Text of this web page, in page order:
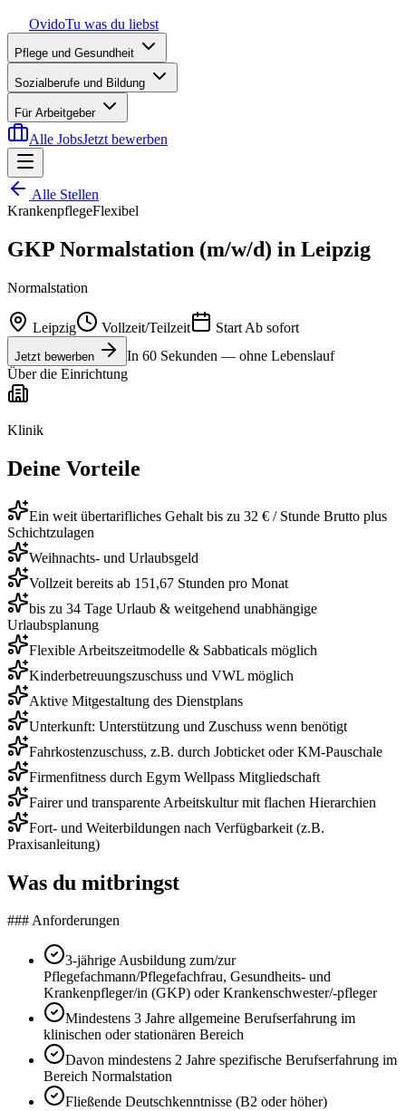
OvidoTu was du liebst
Pflege und Gesundheit
Sozialberufe und Bildung
Für Arbeitgeber
Alle JobsJetzt bewerben
Alle Stellen
KrankenpflegeFlexibel
GKP Normalstation (m/w/d) in Leipzig
Normalstation
Leipzig Vollzeit/Teilzeit Start Ab sofort
Jetzt bewerben
In 60 Sekunden — ohne Lebenslauf
Über die Einrichtung
Klinik
Deine Vorteile
Ein weit übertarifliches Gehalt bis zu 32 € / Stunde Brutto plus
Schichtzulagen
Weihnachts- und Urlaubsgeld
Vollzeit bereits ab 151,67 Stunden pro Monat
bis zu 34 Tage Urlaub & weitgehend unabhängige
Urlaubsplanung
Flexible Arbeitszeitmodelle & Sabbaticals möglich
Kinderbetreuungszuschuss und VWL möglich
Aktive Mitgestaltung des Dienstplans
Unterkunft: Unterstützung und Zuschuss wenn benötigt
Fahrkostenzuschuss, z.B. durch Jobticket oder KM-Pauschale
Firmenfitness durch Egym Wellpass Mitgliedschaft
Fairer und transparente Arbeitskultur mit flachen Hierarchien
Fort- und Weiterbildungen nach Verfügbarkeit (z.B.
Praxisanleitung)
Was du mitbringst
### Anforderungen
3-jährige Ausbildung zum/zur
Pflegefachmann/Pflegefachfrau, Gesundheits- und
Krankenpfleger/in (GKP) oder Krankenschwester/-pfleger
Mindestens 3 Jahre allgemeine Berufserfahrung im
klinischen oder stationären Bereich
Davon mindestens 2 Jahre spezifische Berufserfahrung im
Bereich Normalstation
Fließende Deutschkenntnisse (B2 oder höher)